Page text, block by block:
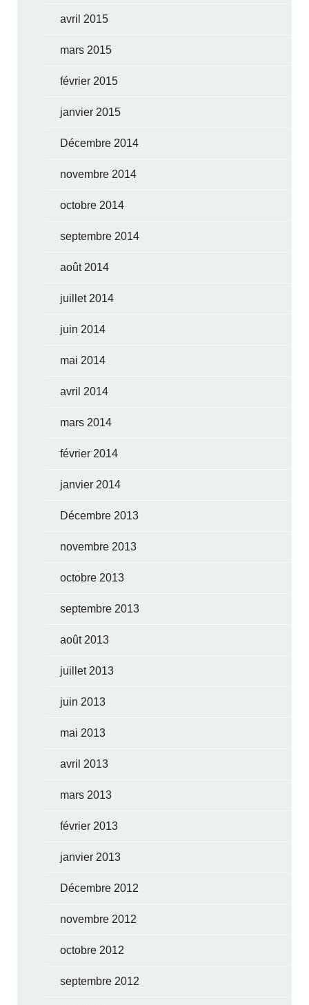
avril 2015
mars 2015
février 2015
janvier 2015
Décembre 2014
novembre 2014
octobre 2014
septembre 2014
août 2014
juillet 2014
juin 2014
mai 2014
avril 2014
mars 2014
février 2014
janvier 2014
Décembre 2013
novembre 2013
octobre 2013
septembre 2013
août 2013
juillet 2013
juin 2013
mai 2013
avril 2013
mars 2013
février 2013
janvier 2013
Décembre 2012
novembre 2012
octobre 2012
septembre 2012